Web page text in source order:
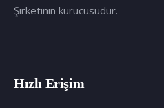
Şirketinin kurucusudur.
Hızlı Erişim